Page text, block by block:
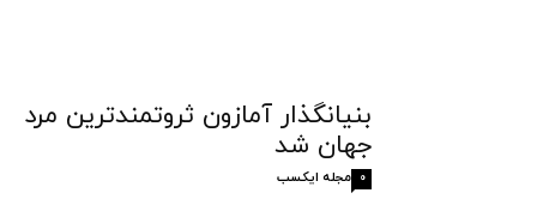
بنیانگذار آمازون ثروتمندترین مرد
جهان شد
مجله ایکسب 0